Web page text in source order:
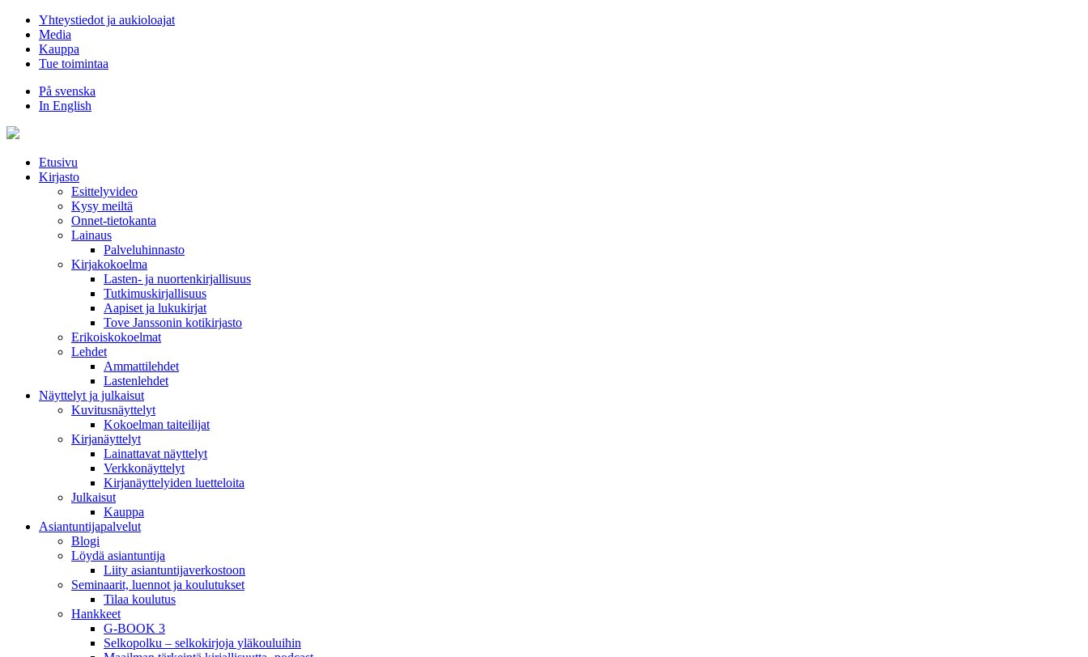
Hyppää
sisältöön
Yhteystiedot ja aukioloajat
Media
Kauppa
Tue toimintaa
På svenska
In English
Etusivu
Kirjasto
Esittelyvideo
Kysy meiltä
Onnet-tietokanta
Lainaus
Palveluhinnasto
Kirjakokoelma
Lasten- ja nuortenkirjallisuus
Tutkimuskirjallisuus
Aapiset ja lukukirjat
Tove Janssonin kotikirjasto
Erikoiskokoelmat
Lehdet
Ammattilehdet
Lastenlehdet
Näyttelyt ja julkaisut
Kuvitusnäyttelyt
Kokoelman taiteilijat
Kirjanäyttelyt
Lainattavat näyttelyt
Verkkonäyttelyt
Kirjanäyttelyiden luetteloita
Julkaisut
Kauppa
Asiantuntija­palvelut
Blogi
Löydä asiantuntija
Liity asiantuntijaverkostoon
Seminaarit, luennot ja koulutukset
Tilaa koulutus
Hankkeet
G-BOOK 3
Selkopolku – selkokirjoja yläkouluihin